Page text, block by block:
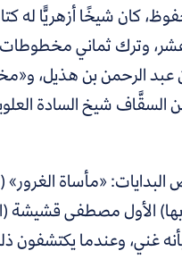
كان شيخًا أزهريًّا له
وترك ثماني
الرحمن بن هذيل،
السقَّاف شيخ السادة
يدرس بها) الأول مصطفى
غني، وعندما يكتشفون